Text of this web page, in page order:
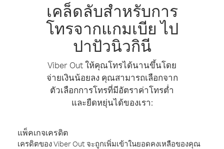
เคล็ดลับสำหรับการ
โทรจากแกมเบีย ไป
ปาปัวนิวกินี
Viber Out ให้คุณโทรได้นานขึ้นโดย
จ่ายเงินน้อยลง คุณสามารถเลือกจาก
ตัวเลือกการโทรที่มีอัตราค่าโทรต่ำ
และยืดหยุ่นได้ของเรา:
แพ็คเกจเครดิต
เครดิตของ Viber Out จะถูกเพิ่มเข้าในยอดคงเหลือของคุณ